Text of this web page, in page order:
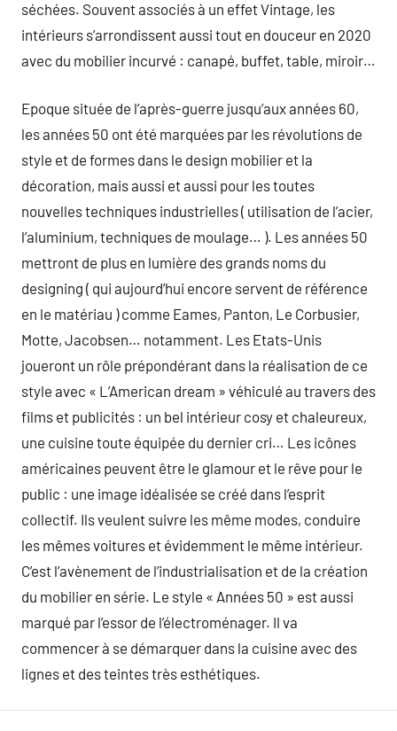
séchées. Souvent associés à un effet Vintage, les
intérieurs s’arrondissent aussi tout en douceur en 2020
avec du mobilier incurvé : canapé, buffet, table, miroir…
Epoque située de l’après-guerre jusqu’aux années 60,
les années 50 ont été marquées par les révolutions de
style et de formes dans le design mobilier et la
décoration, mais aussi et aussi pour les toutes
nouvelles techniques industrielles ( utilisation de l’acier,
l’aluminium, techniques de moulage… ). Les années 50
mettront de plus en lumière des grands noms du
designing ( qui aujourd’hui encore servent de référence
en le matériau ) comme Eames, Panton, Le Corbusier,
Motte, Jacobsen… notamment. Les Etats-Unis
joueront un rôle prépondérant dans la réalisation de ce
style avec « L’American dream » véhiculé au travers des
films et publicités : un bel intérieur cosy et chaleureux,
une cuisine toute équipée du dernier cri… Les icônes
américaines peuvent être le glamour et le rêve pour le
public : une image idéalisée se créé dans l’esprit
collectif. Ils veulent suivre les même modes, conduire
les mêmes voitures et évidemment le même intérieur.
C’est l’avènement de l’industrialisation et de la création
du mobilier en série. Le style « Années 50 » est aussi
marqué par l’essor de l’électroménager. Il va
commencer à se démarquer dans la cuisine avec des
lignes et des teintes très esthétiques.